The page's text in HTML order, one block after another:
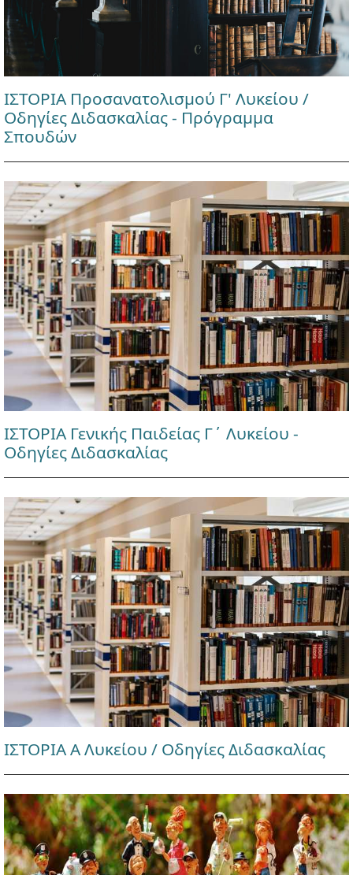
ΙΣΤΟΡΙΑ Προσανατολισμού Γ' Λυκείου /
Οδηγίες Διδασκαλίας - Πρόγραμμα
Σπουδών
ΙΣΤΟΡΙΑ Γενικής Παιδείας Γ΄ Λυκείου -
Οδηγίες Διδασκαλίας
ΙΣΤΟΡΙΑ Α Λυκείου / Οδηγίες Διδασκαλίας